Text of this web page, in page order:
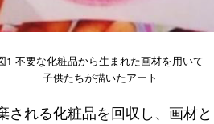
1 不要な化粧品から生まれた画材を用いて
子供たちが描いたアート
される化粧品を回収し、画材